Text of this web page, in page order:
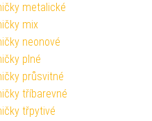
metalické
mix
neonové
plné
průsvitné
tříbarevné
třpytivé